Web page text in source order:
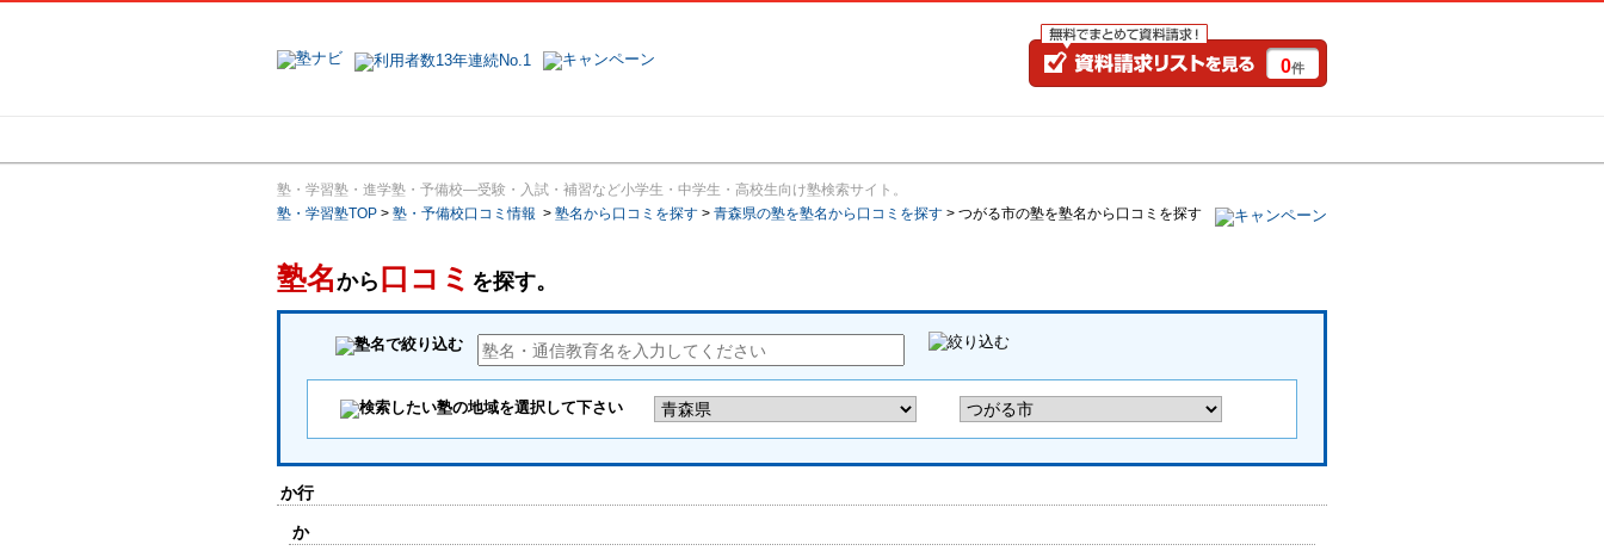
0件
塾・学習塾・進学塾・予備校―受験・入試・補習など小学生・中学生・高校生向け塾検索サイト。
塾・学習塾TOP > 塾・予備校口コミ情報 > 塾名から口コミを探す > 青森県の塾を塾名から口コミを探す > つがる市の塾を塾名から口コミを探す
塾名から 口コミ を探す。
か行
か